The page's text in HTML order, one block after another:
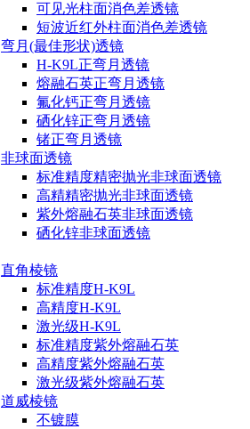
可见光柱面消色差透镜
短波近红外柱面消色差透镜
弯月(最佳形状)透镜
H-K9L正弯月透镜
熔融石英正弯月透镜
氟化钙正弯月透镜
硒化锌正弯月透镜
锗正弯月透镜
非球面透镜
标准精度精密抛光非球面透镜
高精精密抛光非球面透镜
紫外熔融石英非球面透镜
硒化锌非球面透镜
直角棱镜
标准精度H-K9L
高精度H-K9L
激光级H-K9L
标准精度紫外熔融石英
高精度紫外熔融石英
激光级紫外熔融石英
道威棱镜
不镀膜